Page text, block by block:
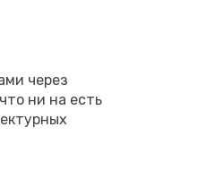
через
ни на есть